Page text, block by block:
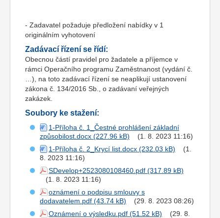
- Zadavatel požaduje předložení nabídky v 1
originálním vyhotovení
Zadávací řízení se řídí:
Obecnou částí pravidel pro žadatele a příjemce v
rámci Operačního programu Zaměstnanost (vydání č.
…), na toto zadávací řízení se neaplikují ustanovení
zákona č. 134/2016 Sb., o zadávaní veřejných
zakázek.
Soubory ke stažení:
1-Příloha č. 1_Čestné prohlášení základní
způsobilost.docx
(1. 8. 2023 11:16)
1-Příloha č. 2_Krycí list.docx
(1.
8. 2023 11:16)
SDevelop+2523080108460.pdf
(1. 8. 2023 11:16)
oznámení o podpisu smlouvy s
dodavatelem.pdf
(29. 8. 2023 08:26)
Oznámení o výsledku.pdf
(29. 8.